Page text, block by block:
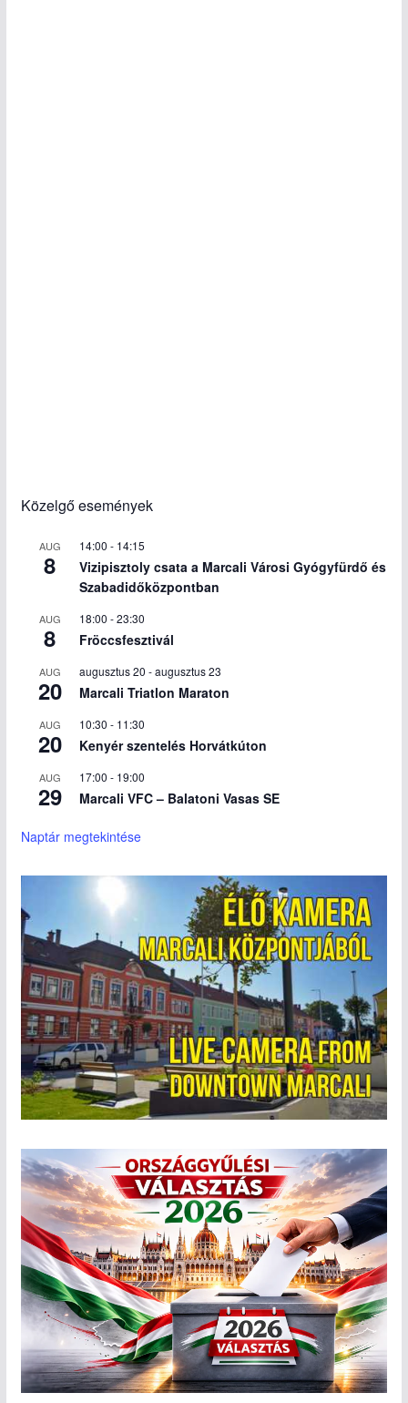
Közelgő események
AUG
8
14:00 - 14:15
Vizipisztoly csata a Marcali Városi Gyógyfürdő és
Szabadidőközpontban
AUG
8
18:00 -23:30
Fröccsfesztivál
AUG
20
augusztus 20 -augusztus 23
Marcali Triatlon Maraton
AUG
20
10:30 - 11:30
Kenyér szentelés Horvátkúton
AUG
29
17:00 - 19:00
Marcali VFC – Balatoni Vasas SE
Naptár megtekintése